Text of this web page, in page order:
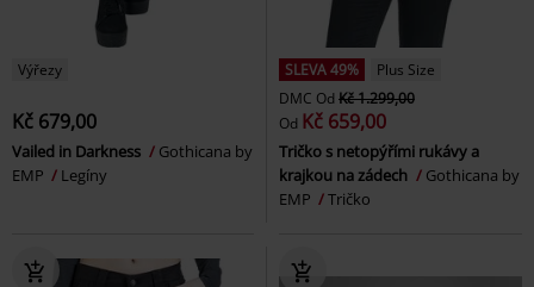
Výřezy
Kč 679,00
Vailed in Darkness
Gothicana by
EMP
Legíny
SLEVA 49%
Plus Size
DMC Od Kč 1.299,00
Od Kč 659,00
Tričko s netopýřími rukávy a
krajkou na zádech
Gothicana by
EMP
Tričko